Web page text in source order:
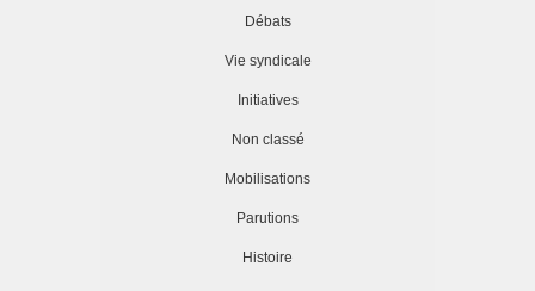
Débats
Vie syndicale
Initiatives
Non classé
Mobilisations
Parutions
Histoire